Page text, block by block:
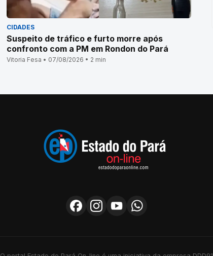
CIDADES
Suspeito de tráfico e furto morre após
confronto com a PM em Rondon do Pará
Vitoria Fesa • 07/08/2026 • 2 min